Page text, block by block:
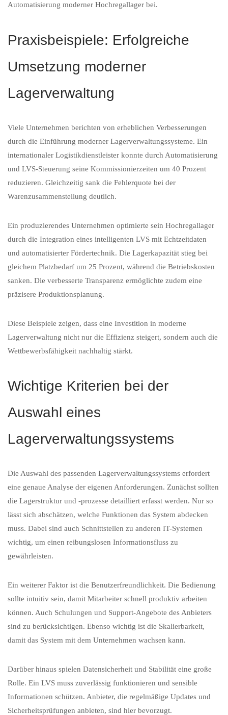
Automatisierung moderner Hochregallager bei.
Praxisbeispiele: Erfolgreiche
Umsetzung moderner
Lagerverwaltung
Viele Unternehmen berichten von erheblichen Verbesserungen
durch die Einführung moderner Lagerverwaltungssysteme. Ein
internationaler Logistikdienstleister konnte durch Automatisierung
und LVS-Steuerung seine Kommissionierzeiten um 40 Prozent
reduzieren. Gleichzeitig sank die Fehlerquote bei der
Warenzusammenstellung deutlich.
Ein produzierendes Unternehmen optimierte sein Hochregallager
durch die Integration eines intelligenten LVS mit Echtzeitdaten
und automatisierter Fördertechnik. Die Lagerkapazität stieg bei
gleichem Platzbedarf um 25 Prozent, während die Betriebskosten
sanken. Die verbesserte Transparenz ermöglichte zudem eine
präzisere Produktionsplanung.
Diese Beispiele zeigen, dass eine Investition in moderne
Lagerverwaltung nicht nur die Effizienz steigert, sondern auch die
Wettbewerbsfähigkeit nachhaltig stärkt.
Wichtige Kriterien bei der
Auswahl eines
Lagerverwaltungssystems
Die Auswahl des passenden Lagerverwaltungssystems erfordert
eine genaue Analyse der eigenen Anforderungen. Zunächst sollten
die Lagerstruktur und -prozesse detailliert erfasst werden. Nur so
lässt sich abschätzen, welche Funktionen das System abdecken
muss. Dabei sind auch Schnittstellen zu anderen IT-Systemen
wichtig, um einen reibungslosen Informationsfluss zu
gewährleisten.
Ein weiterer Faktor ist die Benutzerfreundlichkeit. Die Bedienung
sollte intuitiv sein, damit Mitarbeiter schnell produktiv arbeiten
können. Auch Schulungen und Support-Angebote des Anbieters
sind zu berücksichtigen. Ebenso wichtig ist die Skalierbarkeit,
damit das System mit dem Unternehmen wachsen kann.
Darüber hinaus spielen Datensicherheit und Stabilität eine große
Rolle. Ein LVS muss zuverlässig funktionieren und sensible
Informationen schützen. Anbieter, die regelmäßige Updates und
Sicherheitsprüfungen anbieten, sind hier bevorzugt.